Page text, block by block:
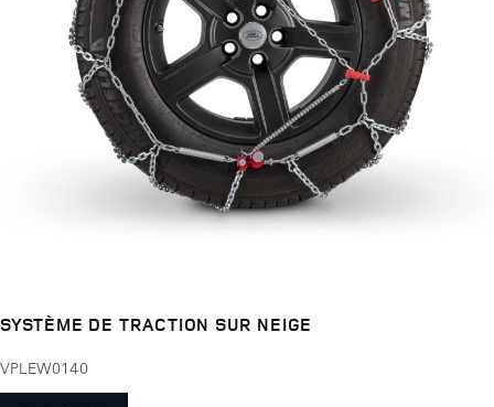
SYSTÈME DE TRACTION SUR NEIGE
VPLEW0140